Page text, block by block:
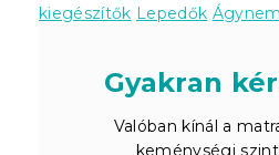
kiegészítők Lepedők
Gyakran
Valóban kínál a
keménységi